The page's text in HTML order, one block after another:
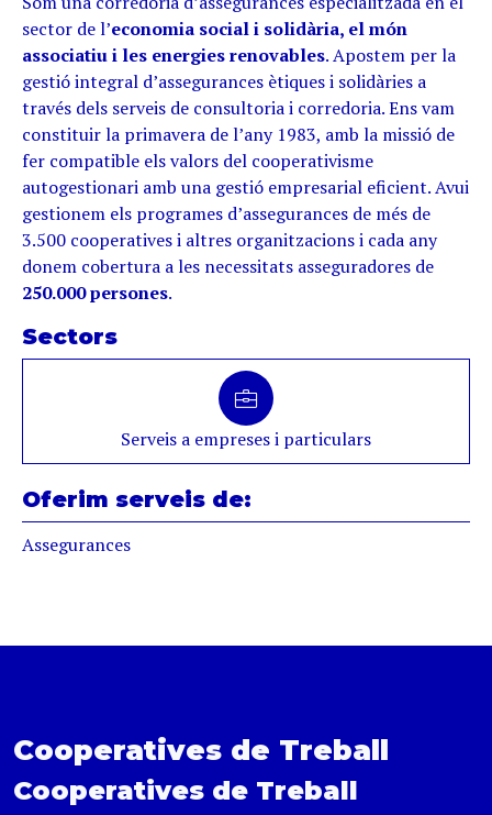
sector de l’economia social i solidària, el món
associatiu i les energies renovables. Apostem per la
gestió integral d’assegurances ètiques i solidàries a
través dels serveis de consultoria i corredoria. Ens vam
constituir la primavera de l’any 1983, amb la missió de
fer compatible els valors del cooperativisme
autogestionari amb una gestió empresarial eficient. Avui
gestionem els programes d’assegurances de més de
3.500 cooperatives i altres organitzacions i cada any
donem cobertura a les necessitats asseguradores de
250.000 persones.
Sectors
Serveis a empreses i particulars
Oferim serveis de:
Assegurances
Cooperatives de Treball
Cooperatives de Treball